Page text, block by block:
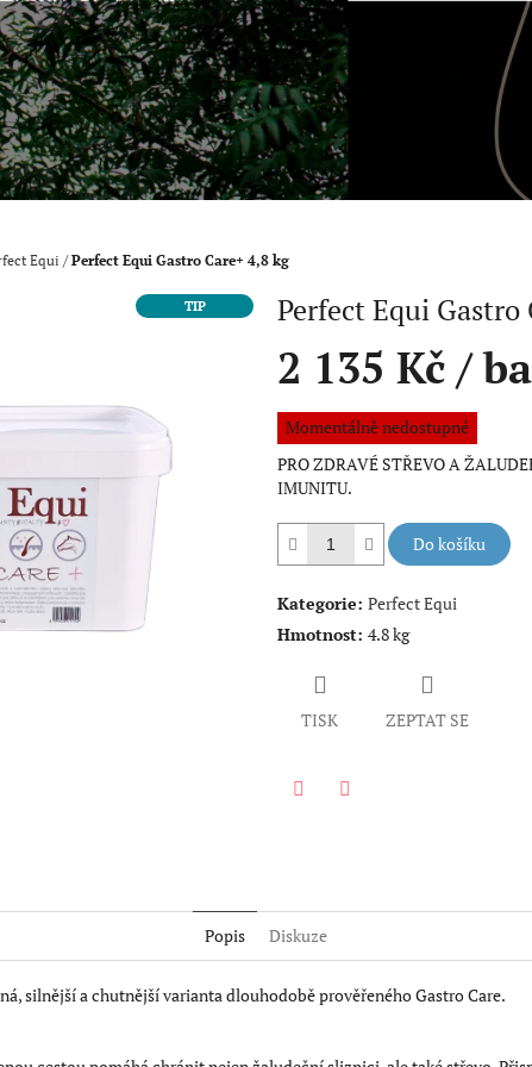
Equi / Perfect Equi Gastro Care+ 4,8 kg
TIP Perfect Equi Gastro
2 135 Kč /
Měrná
cena:
Momentálně nedostupné
PRO ZDRAVÉ STŘEVO A
IMUNITU.
Do košíku
Kategorie: Perfect Equi
Hmotnost: 4.8 kg
TISK ZEPTAT SE
Popis Diskuze
silnější a chutnější varianta dlouhodobě prověřeného Gastro Care.